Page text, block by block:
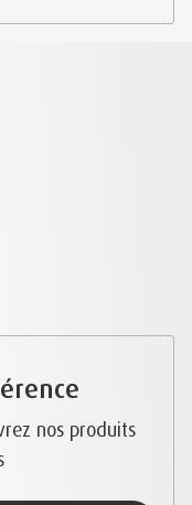
nos produits